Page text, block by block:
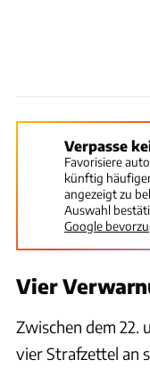
Verpasse
Favorisiere
künftig
angezeigt zu
Auswahl
Google
Vier
Zwischen dem 22.
vier Strafzettel an